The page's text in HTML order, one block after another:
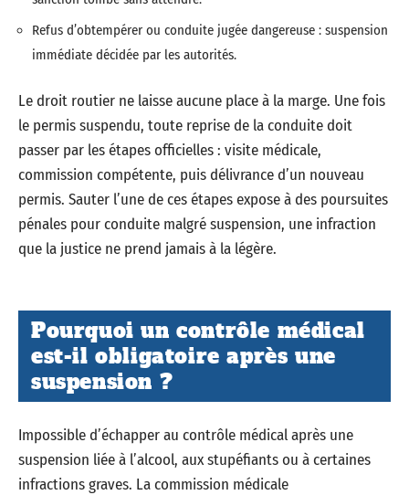
Refus d’obtempérer ou conduite jugée dangereuse : suspension
immédiate décidée par les autorités.
Le droit routier ne laisse aucune place à la marge. Une fois
le permis suspendu, toute reprise de la conduite doit
passer par les étapes officielles : visite médicale,
commission compétente, puis délivrance d’un nouveau
permis. Sauter l’une de ces étapes expose à des poursuites
pénales pour conduite malgré suspension, une infraction
que la justice ne prend jamais à la légère.
Pourquoi un contrôle médical
est-il obligatoire après une
suspension ?
Impossible d’échapper au contrôle médical après une
suspension liée à l’alcool, aux stupéfiants ou à certaines
infractions graves. La commission médicale